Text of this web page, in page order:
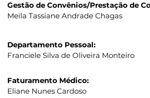
Gestão de Convênios/Prestação de
Meila Tassiane Andrade Chagas
Departamento Pessoal:
Franciele Silva de Oliveira Monteiro
Faturamento Médico:
Eliane Nunes Cardoso